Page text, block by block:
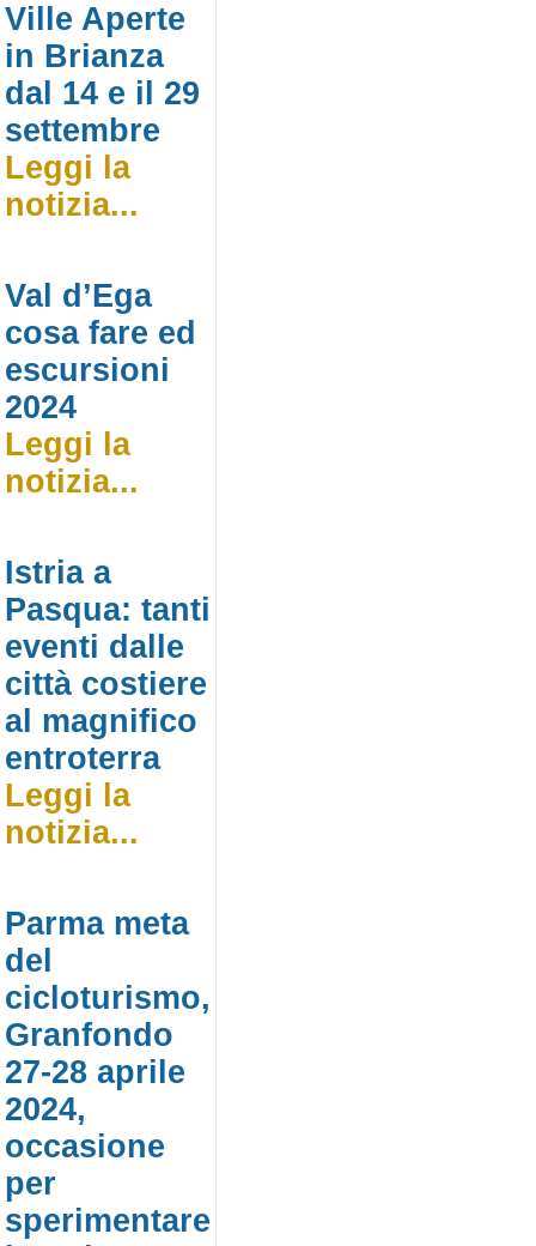
Ville Aperte
in Brianza
dal 14 e il 29
settembre
Leggi la
notizia...
Val d’Ega
cosa fare ed
escursioni
2024
Leggi la
notizia...
Istria a
Pasqua: tanti
eventi dalle
città costiere
al magnifico
entroterra
Leggi la
notizia...
Parma meta
del
cicloturismo,
Granfondo
27-28 aprile
2024,
occasione
per
sperimentare